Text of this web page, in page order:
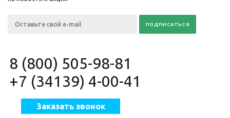
8 (800) 505-98-81
+7 (34139) 4-00-41
Заказать звонок